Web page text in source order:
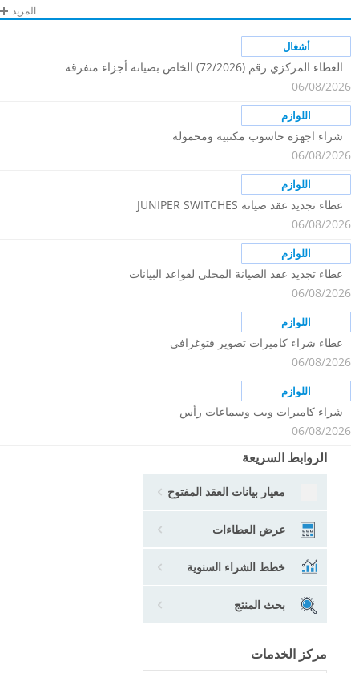
المزيد
أشغال
العطاء المركزي رقم (72/2026) الخاص بصيانة أجزاء متفرقة
من طريق الغور الاردني
06/08/2026
اللوازم
شراء اجهزة حاسوب مكتبية ومحمولة
06/08/2026
اللوازم
عطاء تجديد عقد صيانة JUNIPER SWITCHES
06/08/2026
اللوازم
عطاء تجديد عقد الصيانة المحلي لقواعد البيانات
06/08/2026
اللوازم
عطاء شراء كاميرات تصوير فتوغرافي
06/08/2026
اللوازم
شراء كاميرات ويب وسماعات رأس
06/08/2026
الروابط السريعة
معيار بيانات العقد المفتوح
عرض العطاءات
خطط الشراء السنوية
بحث المنتج
مركز الخدمات